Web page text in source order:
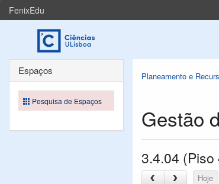
FenixEdu
Planeamento e
Gestão
3.4.04 (Piso
‹ › Hoje
Espaços
Pesquisa de Espaços